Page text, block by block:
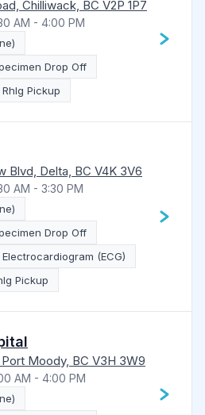
Chilliwack, BC V2P 1P7
AM - 4:00 PM
Drop Off
RhIg Pickup
Blvd, Delta, BC V4K 3V6
AM - 3:30 PM
Drop Off
Electrocardiogram (ECG)
Pickup
Moody, BC V3H 3W9
AM - 4:00 PM